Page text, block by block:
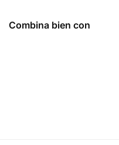
Combina bien con